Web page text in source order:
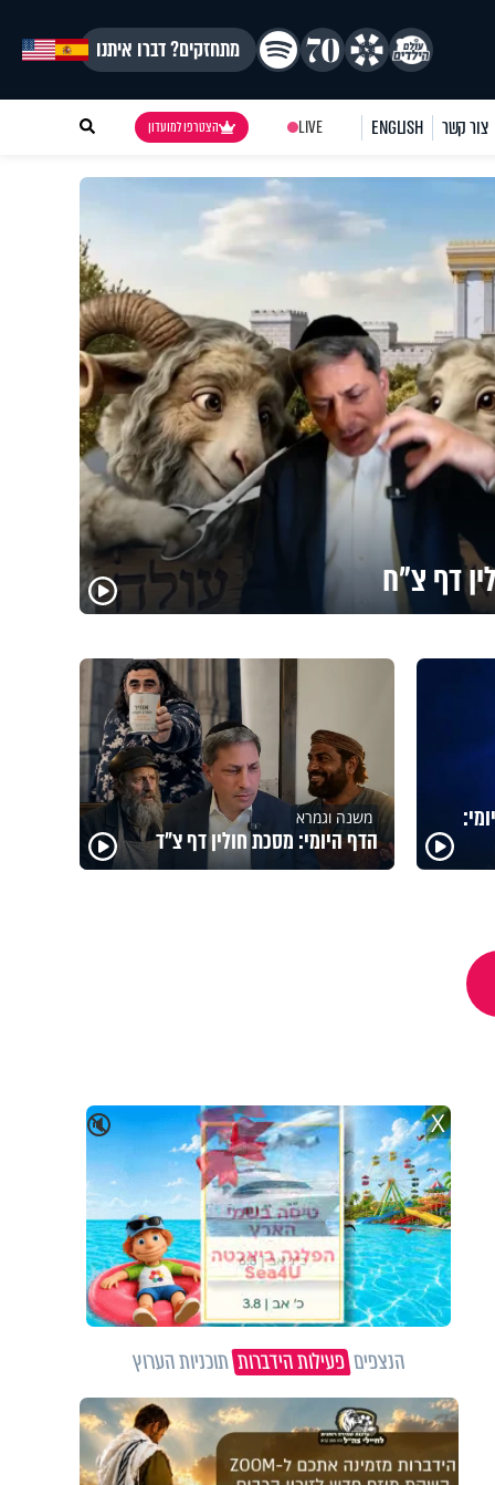
מתחזקים? דברו איתנו
צור קשר ENGLISH
LIVE הצטרפו למועדון
דף צ"ח
משנה וגמרא
הדף היומי: מסכת חולין דף צ"ד
🔇 X
הנצפיםפעילות הידברותתוכניות הערוץ